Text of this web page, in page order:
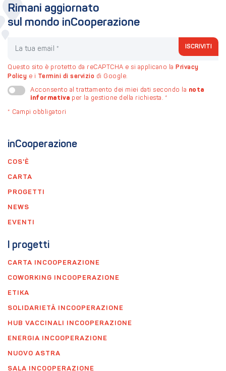
inCooperazione
COS'È
CARTA
PROGETTI
NEWS
EVENTI
I progetti
CARTA INCOOPERAZIONE
COWORKING INCOOPERAZIONE
ETIKA
SOLIDARIETÀ INCOOPERAZIONE
HUB VACCINALI INCOOPERAZIONE
ENERGIA INCOOPERAZIONE
NUOVO ASTRA
SALA INCOOPERAZIONE
Rimani aggiornato
sul mondo inCooperazione
ISCRIVITI
Questo sito è protetto da reCAPTCHA e si applicano la Privacy
Policy e i Termini di servizio di Google.
Acconsento al trattamento dei miei dati secondo la nota
informativa per la gestione della richiesta. *
* Campi obbligatori